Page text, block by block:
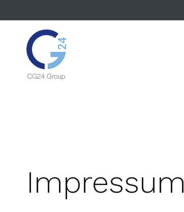
Impressum